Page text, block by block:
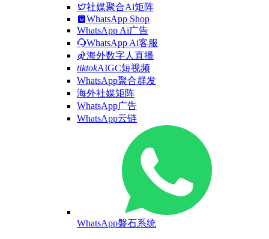
社媒聚合Ai矩阵
WhatsApp Shop
WhatsApp Ai广告
WhatsApp Ai客服
海外数字人直播
tiktokAIGC短视频
WhatsApp聚合群发
海外社媒矩阵
WhatsApp广告
WhatsApp云链
WhatsApp磐石系统